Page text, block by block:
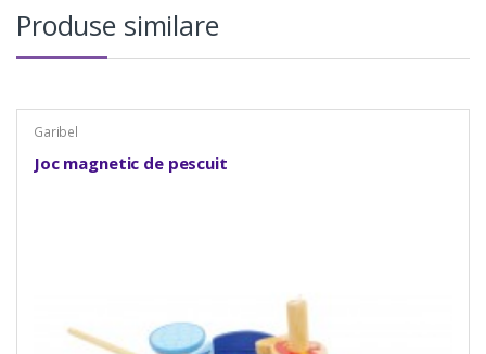
Produse similare
Garibel
Joc magnetic de pescuit